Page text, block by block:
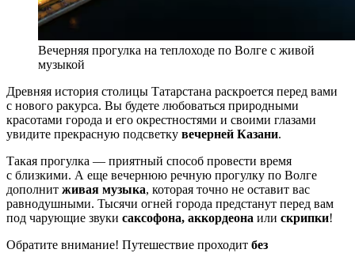
Вечерняя прогулка на теплоходе по Волге с живой
музыкой
Древняя история столицы Татарстана раскроется перед вами
с нового ракурса. Вы будете любоваться природными
красотами города и его окрестностями и своими глазами
увидите прекрасную подсветку вечерней Казани.
Такая прогулка — приятный способ провести время
с близкими. А еще вечернюю речную прогулку по Волге
дополнит живая музыка, которая точно не оставит вас
равнодушными. Тысячи огней города предстанут перед вам
под чарующие звуки саксофона, аккордеона или скрипки!
Обратите внимание! Путешествие проходит без